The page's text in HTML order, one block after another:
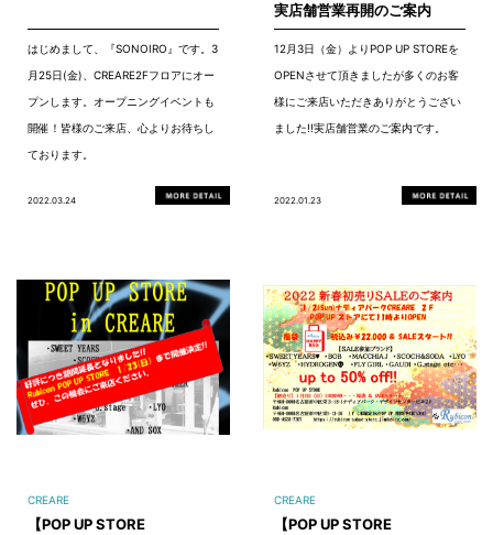
はじめまして、『SONOIRO』です。3
月25日(金)、CREARE2Fフロアにオー
プンします。オープニングイベントも
開催！皆様のご来店、心よりお待ちし
ております。
2022.03.24
実店舗営業再開のご案内
12月3日（金）よりPOP UP STOREを
OPENさせて頂きましたが多くのお客
様にご来店いただきありがとうござい
ました!!実店舗営業のご案内です。
2022.01.23
CREARE
【POP UP STORE
CREARE
【POP UP STORE